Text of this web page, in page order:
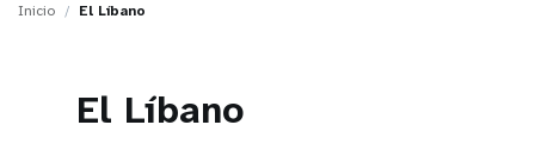
Inicio El Líbano
El Líbano